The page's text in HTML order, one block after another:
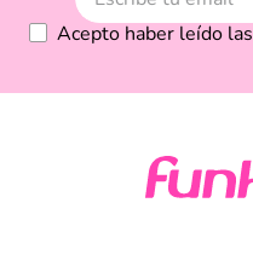
Acepto haber leído las